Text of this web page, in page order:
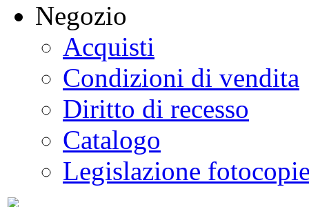
Negozio
Acquisti
Condizioni di vendita
Diritto di recesso
Catalogo
Legislazione